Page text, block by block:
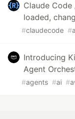
Claude
loaded,
#claudecode #
Introducing
Agent
#agents #ai #